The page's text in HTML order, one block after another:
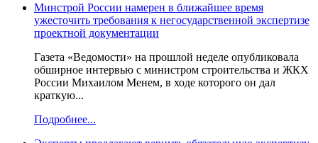
Минстрой России намерен в ближайшее время
ужесточить требования к негосударственной экспертизе
проектной документации
Газета «Ведомости» на прошлой неделе опубликовала
обширное интервью с министром строительства и ЖКХ
России Михаилом Менем, в ходе которого он дал
краткую...
Подробнее...